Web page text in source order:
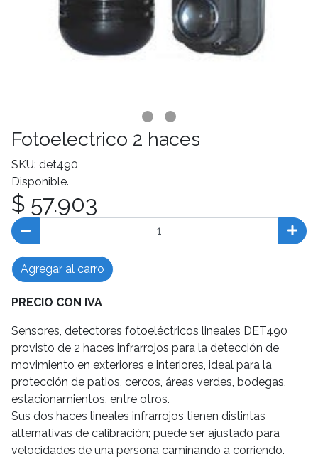
Fotoelectrico 2 haces
SKU: det490
Disponible.
$ 57.903
Agregar al carro
PRECIO CON IVA
Sensores, detectores fotoeléctricos lineales DET490
provisto de 2 haces infrarrojos para la detección de
movimiento en exteriores e interiores, ideal para la
protección de patios, cercos, áreas verdes, bodegas,
estacionamientos, entre otros.
Sus dos haces lineales infrarrojos tienen distintas
alternativas de calibración; puede ser ajustado para
velocidades de una persona caminando a corriendo.